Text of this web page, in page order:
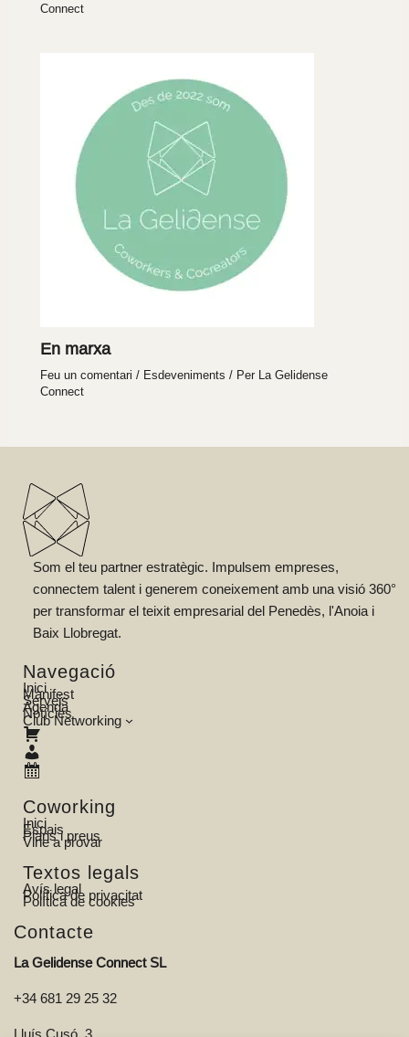
Connect
En marxa
Feu un comentari / Esdeveniments / Per
La Gelidense
Connect
Som el teu partner estratègic. Impulsem empreses,
connectem talent i generem coneixement amb una visió 360°
per transformar el teixit empresarial del Penedès, l'Anoia i
Baix Llobregat.
Navegació
Inici
Manifest
Serveis
Agenda
Notícies
Club Networking
Coworking
Inici
Espais
Plans i preus
Vine a provar
Textos legals
Avís legal
Política de privacitat
Política de cookies
Contacte
La Gelidense Connect SL
+34 681 29 25 32
Lluís Cusó, 3